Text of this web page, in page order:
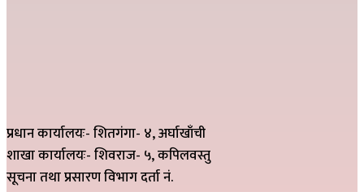
प्रधान कार्यालयः- शितगंगा- ४, अर्घाखाँची
शाखा कार्यालयः- शिवराज- ५, कपिलवस्तु
सूचना तथा प्रसारण विभाग दर्ता नं.